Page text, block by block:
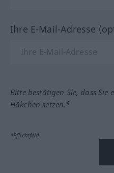
Ihre E-Mail-Adresse
Bitte bestätigen Sie, dass Sie
Häkchen setzen.*
*Pflichtfeld